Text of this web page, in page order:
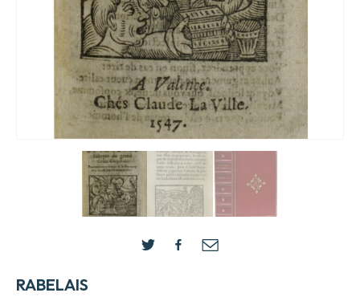
RABELAIS